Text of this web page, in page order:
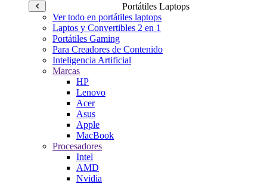
Portátiles Laptops
Ver todo en portátiles laptops
Laptos y Convertibles 2 en 1
Portátiles Gaming
Para Creadores de Contenido
Inteligencia Artificial
Marcas
HP
Lenovo
Acer
Asus
Apple
MacBook
Procesadores
Intel
AMD
Nvidia